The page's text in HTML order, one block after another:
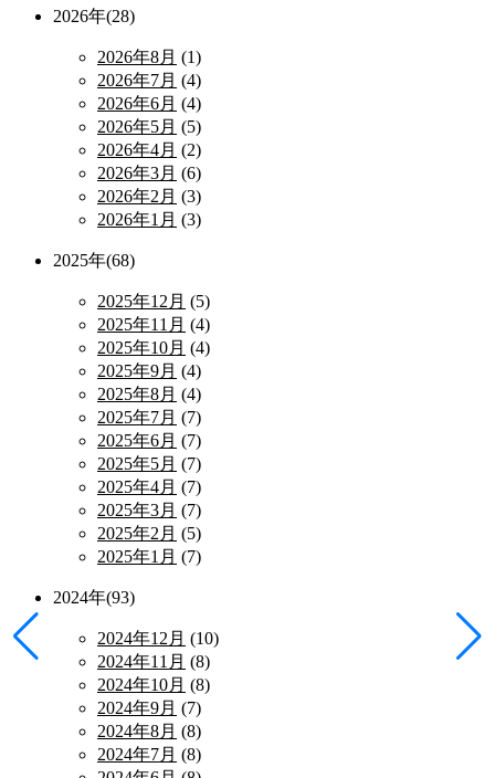
2026年(28)
2026年8月 (1)
2026年7月 (4)
2026年6月 (4)
2026年5月 (5)
2026年4月 (2)
2026年3月 (6)
2026年2月 (3)
2026年1月 (3)
2025年(68)
2025年12月 (5)
2025年11月 (4)
2025年10月 (4)
2025年9月 (4)
2025年8月 (4)
2025年7月 (7)
2025年6月 (7)
2025年5月 (7)
2025年4月 (7)
2025年3月 (7)
2025年2月 (5)
2025年1月 (7)
2024年(93)
2024年12月 (10)
2024年11月 (8)
2024年10月 (8)
2024年9月 (7)
2024年8月 (8)
2024年7月 (8)